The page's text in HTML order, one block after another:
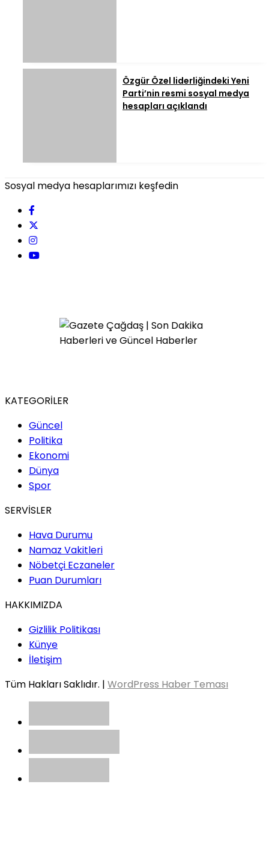
Özgür Özel liderliğindeki Yeni
Parti’nin resmi sosyal medya
hesapları açıklandı
Sosyal medya hesaplarımızı keşfedin
KATEGORİLER
Güncel
Politika
Ekonomi
Dünya
Spor
SERVİSLER
Hava Durumu
Namaz Vakitleri
Nöbetçi Eczaneler
Puan Durumları
HAKKIMIZDA
Gizlilik Politikası
Künye
İletişim
Tüm Hakları Saklıdır. | WordPress Haber Teması